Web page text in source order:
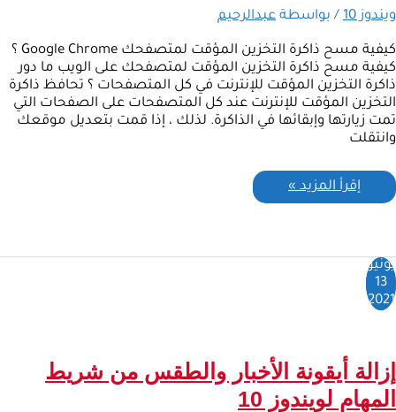
ويندوز 10 / بواسطة عبدالرحيم
كيفية مسح ذاكرة التخزين المؤقت لمتصفحك Google Chrome ؟
كيفية مسح ذاكرة التخزين المؤقت لمتصفحك على الويب ما دور
ذاكرة التخزين المؤقت للإنترنت في كل المتصفحات ؟ تحافظ ذاكرة
التخزين المؤقت للإنترنت عند كل المتصفحات على الصفحات التي
تمت زيارتها وإبقائها في الذاكرة. لذلك ، إذا قمت بتعديل موقعك
وانتقلت
إقرأ المزيد »
يونيو
13
2021
إزالة أيقونة الأخبار والطقس من شريط
المهام لويندوز 10